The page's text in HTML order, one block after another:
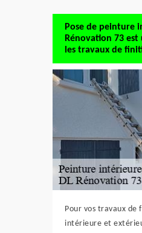
Pose de peinture
Rénovation 73
les travaux de
Pour vos travaux de
intérieure et